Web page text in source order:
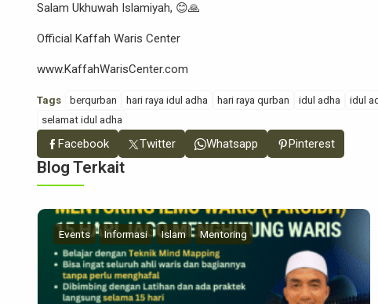
Salam Ukhuwah Islamiyah, 😊🙏
Official Kaffah Waris Center
www.KaffahWarisCenter.com
Tags berqurban hari raya idul adha hari raya qurban idul adha idul
selamat idul adha
Facebook Twitter Whatsapp Pinterest
Blog Terkait
Events Informasi Islam Mentoring